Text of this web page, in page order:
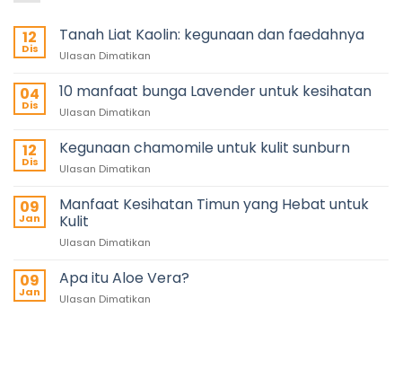
12
Dis
Tanah Liat Kaolin: kegunaan dan faedahnya
Ulasan Dimatikan
04
Dis
10 manfaat bunga Lavender untuk kesihatan
Ulasan Dimatikan
12
Dis
Kegunaan chamomile untuk kulit sunburn
Ulasan Dimatikan
09
Jan
Manfaat Kesihatan Timun yang Hebat untuk
Kulit
Ulasan Dimatikan
09
Jan
Apa itu Aloe Vera?
Ulasan Dimatikan